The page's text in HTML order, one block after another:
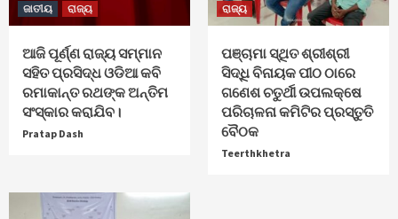
ଜାତୀୟ ରାଜ୍ୟ
ଆଜି ପୂର୍ଣ୍ଣ ରାଜ୍ୟ ସମ୍ମାନ
ସହିତ ପ୍ରସିଦ୍ଧ ଓଡିଆ କବି
ରମାକାନ୍ତ ରଥଙ୍କ ଅନ୍ତିମ
ସଂସ୍କାର କରାଯିବ।
Pratap Dash
ରାଜ୍ୟ
ପଞ୍ଚାମା ସ୍ଥିତ ଶ୍ରୀଶ୍ରୀ
ସିଦ୍ଧି ବିନାୟକ ପୀଠ ଠାରେ
ଗଣେଶ ଚତୁର୍ଥୀ ଉପଲକ୍ଷେ
ପରିଚାଳନା କମିଟିର ପ୍ରସ୍ତୁତି
ବୈଠକ
Teerthkhetra